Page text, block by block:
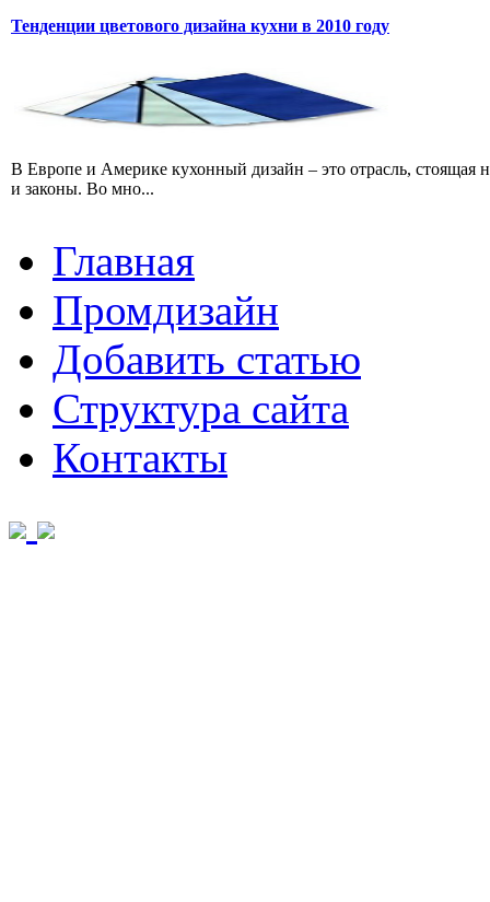
Тенденции цветового дизайна кухни в 2010 году
В Европе и Америке кухонный дизайн – это отрасль, стоящая
и законы. Во мно...
Главная
Промдизайн
Добавить статью
Структура сайта
Контакты